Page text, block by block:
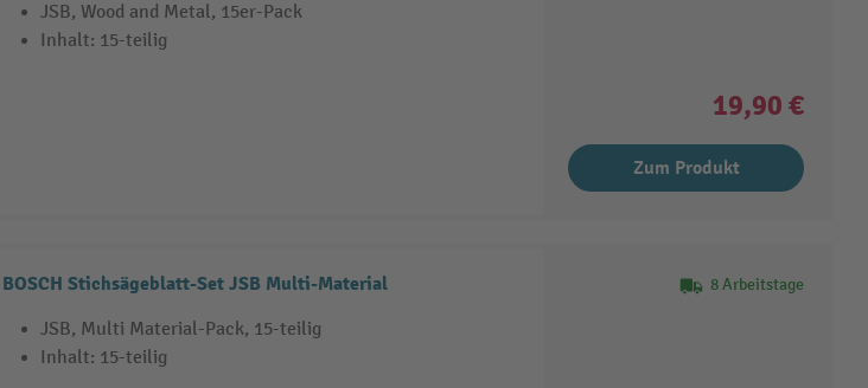
JSB, Wood and Metal, 15er-Pack
Inhalt: 15-teilig
19,90 €
Zum Produkt
BOSCH Stichsägeblatt-Set JSB Multi-Material
JSB, Multi Material-Pack, 15-teilig
Inhalt: 15-teilig
8 Arbeitstage